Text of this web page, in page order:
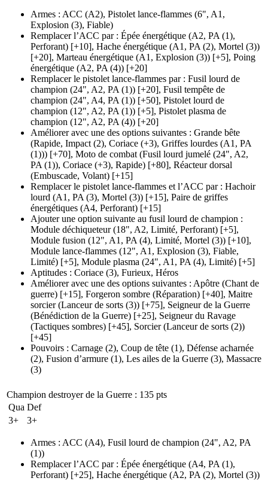
Armes : ACC (A2), Pistolet lance-flammes (6", A1,
Explosion (3), Fiable)
Remplacer l’ACC par : Épée énergétique (A2, PA (1),
Perforant) [+10], Hache énergétique (A1, PA (2), Mortel (3))
[+20], Marteau énergétique (A1, Explosion (3)) [+5], Poing
énergétique (A2, PA (4)) [+20]
Remplacer le pistolet lance-flammes par : Fusil lourd de
champion (24", A2, PA (1)) [+20], Fusil tempête de
champion (24", A4, PA (1)) [+50], Pistolet lourd de
champion (12", A2, PA (1)) [+5], Pistolet plasma de
champion (12", A2, PA (4)) [+20]
Améliorer avec une des options suivantes : Grande bête
(Rapide, Impact (2), Coriace (+3), Griffes lourdes (A1, PA
(1))) [+70], Moto de combat (Fusil lourd jumelé (24", A2,
PA (1)), Coriace (+3), Rapide) [+80], Réacteur dorsal
(Embuscade, Volant) [+15]
Remplacer le pistolet lance-flammes et l’ACC par : Hachoir
lourd (A1, PA (3), Mortel (3)) [+15], Paire de griffes
énergétiques (A4, Perforant) [+15]
Ajouter une option suivante au fusil lourd de champion :
Module déchiqueteur(18", A2, Limité, Perforant) [+5],
Module fusion (12", A1, PA (4), Limité, Mortel (3)) [+10],
Module lance-flammes (12", A1, Explosion (3), Fiable,
Limité) [+5], Module plasma (24", A1, PA (4), Limité) [+5]
Aptitudes : Coriace (3), Furieux, Héros
Améliorer avec une des options suivantes : Apôtre (Chant de
guerre) [+15], Forgeron sombre (Réparation) [+40], Maitre
sorcier(Lanceur de sorts (3)) [+75], Seigneur de la Guerre
(Bénédiction de la Guerre) [+25], Seigneur du Ravage
(Tactiques sombres) [+45], Sorcier(Lanceur de sorts (2))
[+45]
Pouvoirs : Carnage (2), Coup de tête (1), Défense acharnée
(2), Fusion d’armure (1), Les ailes de la Guerre (3), Massacre
(3)
Champion destroyer de la Guerre : 135 pts
Qua Def
3+
3+
Armes : ACC (A4), Fusil lourd de champion (24", A2, PA
(1))
Remplacer l’ACC par : Épée énergétique (A4, PA (1),
Perforant) [+25], Hache énergétique (A2, PA (2), Mortel (3))